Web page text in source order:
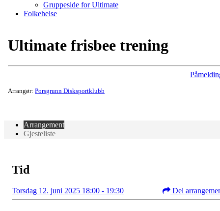
Gruppeside for Ultimate
Folkehelse
Ultimate frisbee trening
Arrangør: Porsgrunn Disksportklubb
Arrangement
Gjesteliste
Tid
Torsdag 12. juni 2025 18:00 - 19:30 Del